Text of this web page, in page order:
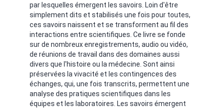
par lesquelles émergent les savoirs. Loin d'être
simplement dits et stabilisés une fois pour toutes,
ces savoirs naissent et se transforment au fil des
interactions entre scientifiques. Ce livre se fonde
sur de nombreux enregistrements, audio ou vidéo,
de réunions de travail dans des domaines aussi
divers que l'histoire ou la médecine. Sont ainsi
préservées la vivacité et les contingences des
échanges, qui, une fois transcrits, permettent une
analyse des pratiques scientifiques dans les
équipes et les laboratoires. Les savoirs émergent